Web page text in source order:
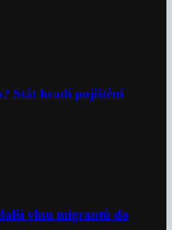
Stát hradí pojištění
vlnu migrantů do